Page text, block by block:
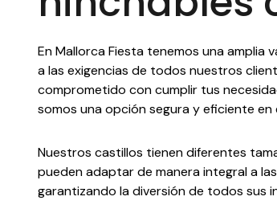
En Mallorca Fiesta tenemos una
a las exigencias de todos nuestros
comprometido con cumplir tus
somos una opción segura y eficiente en
Nuestros castillos tienen diferentes
pueden adaptar de manera integral a
garantizando la diversión de todos sus